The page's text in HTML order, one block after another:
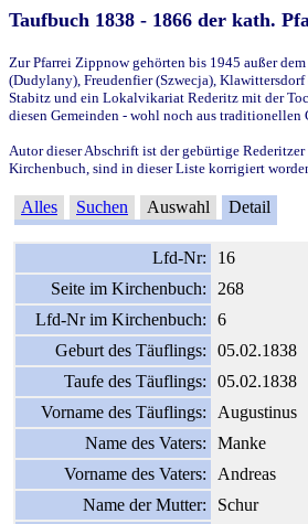
Taufbuch 1838 - 1866 der kath.
Zur Pfarrei Zippnow gehörten bis 1945 außer
(Dudylany), Freudenfier (Szwecja),
Stabitz und ein Lokalvikariat Rederitz mit der
diesen Gemeinden - wohl noch aus traditionellen
Autor dieser Abschrift ist der gebürtige Rederitzer
Kirchenbuch, sind in dieser Liste korrigiert
Alles Suchen Auswahl Detail
Lfd-Nr:
16
Seite im Kirchenbuch:
268
Lfd-Nr im Kirchenbuch:
6
Geburt des Täuflings:
05.02.1838
Taufe des Täuflings:
05.02.1838
Vorname des Täuflings:
Augustinus
Name des Vaters:
Manke
Vorname des Vaters:
Andreas
Name der Mutter:
Schur